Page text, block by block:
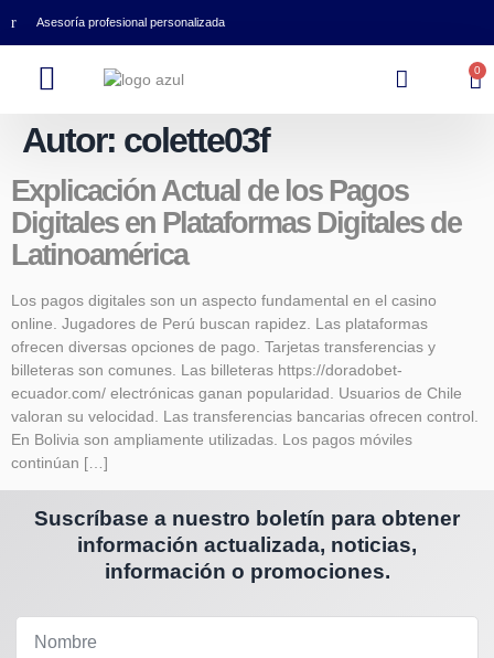
Asesoría profesional personalizada
0
Autor: colette03f
Explicación Actual de los Pagos
Digitales en Plataformas Digitales de
Latinoamérica
Los pagos digitales son un aspecto fundamental en el casino
online. Jugadores de Perú buscan rapidez. Las plataformas
ofrecen diversas opciones de pago. Tarjetas transferencias y
billeteras son comunes. Las billeteras https://doradobet-
ecuador.com/ electrónicas ganan popularidad. Usuarios de Chile
valoran su velocidad. Las transferencias bancarias ofrecen control.
En Bolivia son ampliamente utilizadas. Los pagos móviles
continúan […]
Suscríbase a nuestro boletín para obtener
información actualizada, noticias,
información o promociones.